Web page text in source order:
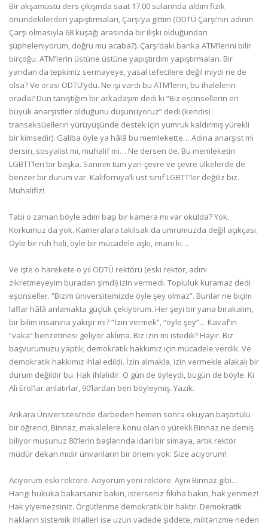
Bir akşamüstü ders çıkışında saat 17.00 sularında aldım fizik
önündekilerden yapıştırmaları, Çarşı’ya gittim (ODTÜ Çarşı’nın adının
Çarşı olmasıyla 68 kuşağı arasında bir ilişki olduğundan
şüpheleniyorum, doğru mu acaba?). Çarşı’daki banka ATM’lerini bilir
birçoğu. ATM’lerin üstüne üstüne yapıştırdım yapıştırmaları. Bir
yandan da tepkimiz sermayeye, yasal tefecilere değil miydi ne de
olsa? Ve orası ODTÜ’ydü. Ne işi vardı bu ATM’lerin, bu ihalelerin
orada? Dün tanıştığım bir arkadaşım dedi ki “Biz eşcinsellerin en
büyük anarşistler olduğunu düşünüyoruz” dedi (kendisi
transeksüellerin yürüyüşünde destek için yumruk kaldırmış yürekli
bir kimsedir). Galiba öyle ya hâlâ bu memlekette… Adına anarşist mi
dersin, sosyalist mi, muhalif mi… Ne dersen de. Bu memleketin
LGBTT’leri bir başka. Sanırım tüm yarı-çevre ve çevre ülkelerde de
benzer bir durum var. Kaliforniya’lı üst sınıf LGBTT’ler değiliz biz.
Muhalifiz!
Tabi o zaman böyle adım başı bir kamera mı var okulda? Yok.
Korkumuz da yok. Kameralara takılsak da umrumuzda değil açıkçası.
Öyle bir ruh hali, öyle bir mücadele aşkı, imanı ki…
Ve işte o harekete o yıl ODTÜ rektörü (eski rektör, adını
zikretmeyeyim buradan şimdi) izin vermedi. Topluluk kuramaz dedi
eşcinseller. “Bizim üniversitemizde öyle şey olmaz”. Bunlar ne biçim
laflar hâlâ anlamakta güçlük çekiyorum. Her şeyi bir yana bırakalım,
bir bilim insanına yakışır mı? “İzin vermek”, “öyle şey”… Kavaf’ın
“vaka” benzetmesi geliyor aklıma. Biz izin mi istedik? Hayır. Biz
başvurumuzu yaptık; demokratik hakkımız için mücadele verdik. Ve
demokratik hakkımız ihlal edildi. İzin almakla, izin vermekle alakalı bir
durum değildir bu. Hak ihlalidir. O gün de öyleydi, bugün de böyle. Ki
Ali Erol’lar anlatırlar, 90’lardan beri böyleymiş. Yazık.
Ankara Üniversitesi’nde darbeden hemen sonra okuyan başörtülü
bir öğrenci, Binnaz, makalelere konu olan o yürekli Binnaz ne demiş
biliyor musunuz 80’lerin başlarında idari bir simaya, artık rektör
müdür dekan mıdır ünvanların bir önemi yok: Size acıyorum!
Acıyorum eski rektöre. Acıyorum yeni rektöre. Aynı Binnaz gibi…
Hangi hukuka bakarsanız bakın, isterseniz fıkıha bakın, hak yenmez!
Hak yiyemezsiniz. Örgütlenme demokratik bir haktır. Demokratik
hakların sistemik ihlalleri ise uzun vadede şiddete, militarizme neden